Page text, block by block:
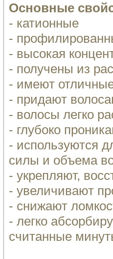
Основные
- катионные
-
- высокая
- получены из
- имеют
- придают
- волосы легко
- глубоко
- используются
силы и объема
- укрепляют,
- увеличивают
- снижают
- легко
считанные